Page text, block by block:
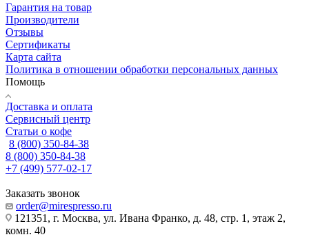
Гарантия на товар
Производители
Отзывы
Сертификаты
Карта сайта
Политика в отношении обработки персональных данных
Помощь
Доставка и оплата
Сервисный центр
Статьи о кофе
8 (800) 350-84-38
8 (800) 350-84-38
+7 (499) 577-02-17
Заказать звонок
order@mirespresso.ru
121351, г. Москва, ул. Ивана Франко, д. 48, стр. 1, этаж 2,
комн. 40